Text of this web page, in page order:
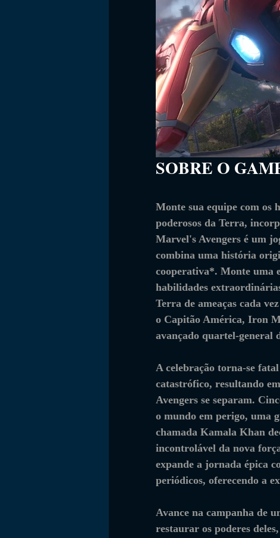
SOBRE O
Monte sua equipe com os
poderosos da Terra,
Marvel's Avengers é um
combina uma história
cooperativa*. Monte uma
habilidades
Terra de ameaças cada
o Capitão América, Iron
avançado quartel-general
A celebração torna-se
catastrófico, resultando
Avengers se separam.
o mundo em perigo, uma
chamada Kamala Khan
incontrolável da nova
expande a jornada épica
periódicos, oferecendo a
Avance na campanha de
restaurar os poderes